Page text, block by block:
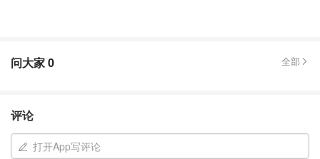
问大家0 全部
评论
打开App写评论